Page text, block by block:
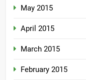
May 2015
April 2015
March 2015
February 2015